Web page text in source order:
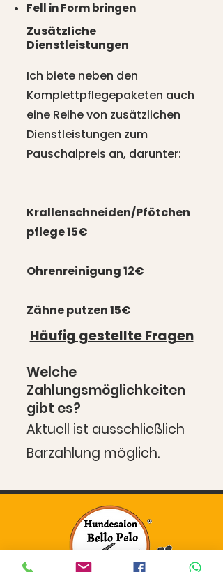
Fell in Form bringen
Zusätzliche
Dienstleistungen
Ich biete neben den
Komplettpflegepaketen auch
eine Reihe von zusätzlichen
Dienstleistungen zum
Pauschalpreis an, darunter:
Krallenschneiden/Pfötchen
pflege 15€
Ohrenreinigung 12€
Zähne putzen 15€​
Häufig gestellte Fragen
Welche
Zahlungsmöglichkeiten
gibt es?
Aktuell ist ausschließlich
Barzahlung möglich.